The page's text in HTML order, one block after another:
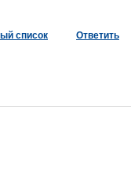
список Ответить